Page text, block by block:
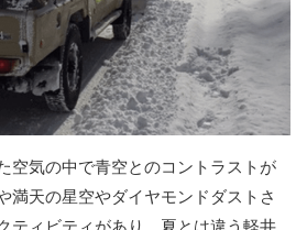
空気の中で青空とのコントラストが
満天の星空やダイヤモンドダストさ